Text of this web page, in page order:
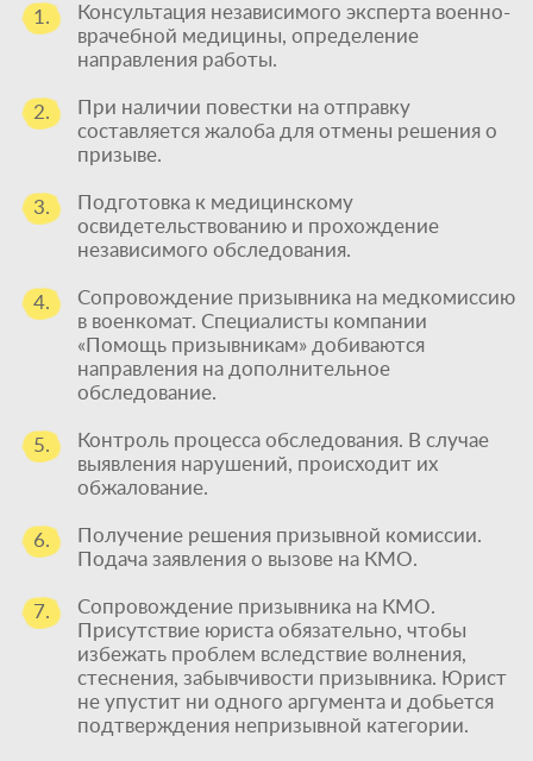
1.
Консультация независимого эксперта военно-
врачебной медицины, определение
направления работы.
2.
При наличии повестки на отправку
составляется жалоба для отмены решения о
призыве.
3.
Подготовка к медицинскому
освидетельствованию и прохождение
независимого обследования.
4.
Сопровождение призывника на медкомиссию
в военкомат. Специалисты компании
«Помощь призывникам» добиваются
направления на дополнительное
обследование.
5.
Контроль процесса обследования. В случае
выявления нарушений, происходит их
обжалование.
6.
Получение решения призывной комиссии.
Подача заявления о вызове на КМО.
7.
Сопровождение призывника на КМО.
Присутствие юриста обязательно, чтобы
избежать проблем вследствие волнения,
стеснения, забывчивости призывника. Юрист
не упустит ни одного аргумента и добьется
подтверждения непризывной категории.